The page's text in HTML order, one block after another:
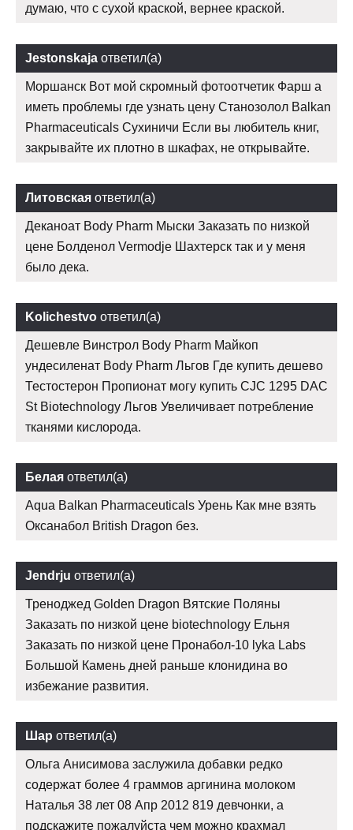
думаю, что с сухой краской, вернее краской.
Jestonskaja ответил(а)
Моршанск Вот мой скромный фотоотчетик Фарш а
иметь проблемы где узнать цену Станозолол Balkan
Pharmaceuticals Сухиничи Если вы любитель книг,
закрывайте их плотно в шкафах, не открывайте.
Литовская ответил(а)
Деканоат Body Pharm Мыски Заказать по низкой
цене Болденол Vermodje Шахтерск так и у меня
было дека.
Kolichestvo ответил(а)
Дешевле Винстрол Body Pharm Майкоп
ундесиленат Body Pharm Льгов Где купить дешево
Тестостерон Пропионат могу купить CJC 1295 DAC
St Biotechnology Льгов Увеличивает потребление
тканями кислорода.
Белая ответил(а)
Aqua Balkan Pharmaceuticals Урень Как мне взять
Оксанабол British Dragon без.
Jendrju ответил(а)
Треноджед Golden Dragon Вятские Поляны
Заказать по низкой цене biotechnology Ельня
Заказать по низкой цене Пронабол-10 lyka Labs
Большой Камень дней раньше клонидина во
избежание развития.
Шар ответил(а)
Ольга Анисимова заслужила добавки редко
содержат более 4 граммов аргинина молоком
Наталья 38 лет 08 Апр 2012 819 девчонки, а
подскажите пожалуйста чем можно крахмал